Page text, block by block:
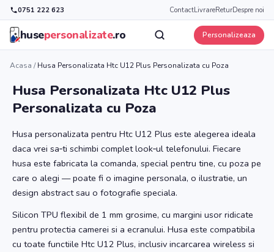
0751 222 623 ContactLivrareReturDespre noi
husepersonalizate.ro Personalizeaza
Acasa /Husa Personalizata Htc U12 Plus Personalizata cu Poza
Husa Personalizata Htc U12 Plus
Personalizata cu Poza
Husa personalizata pentru Htc U12 Plus este alegerea ideala
daca vrei sa‑ti schimbi complet look‑ul telefonului. Fiecare
husa este fabricata la comanda, special pentru tine, cu poza pe
care o alegi — poate fi o imagine personala, o ilustratie, un
design abstract sau o fotografie speciala.
Silicon TPU flexibil de 1 mm grosime, cu margini usor ridicate
pentru protectia camerei si a ecranului. Husa este compatibila
cu toate functiile Htc U12 Plus, inclusiv incarcarea wireless si